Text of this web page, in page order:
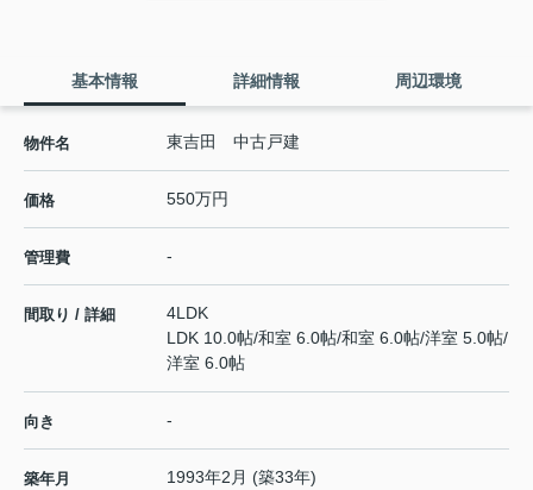
基本情報 詳細情報 周辺環境
物件名 東吉田 中古戸建
価格 550万円
管理費 -
間取り / 詳細
4LDK
LDK 10.0帖/和室 6.0帖/和室 6.0帖/洋室 5.0帖/
洋室 6.0帖
向き -
築年月 1993年2月 (築33年)